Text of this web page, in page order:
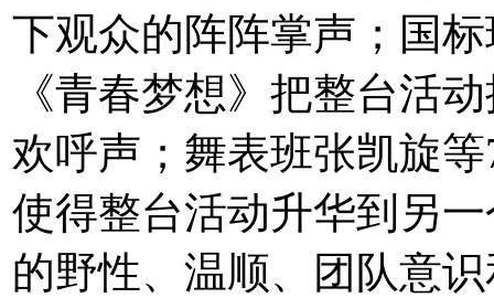
下观众的阵阵掌声；国
《青春梦想》把整台活
欢呼声；舞表班张凯旋
使得整台活动升华到另
的野性、温顺、团队意